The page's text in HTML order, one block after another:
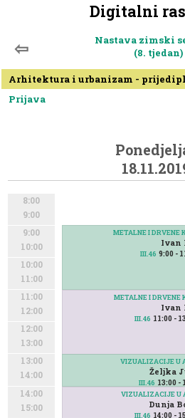
Digitalni
⇦
Nastava zimski
(8. tjedan)
Arhitektura i urbanizam -
Prijava
8:00
9:00
9:00
10:00
10:00
11:00
11:00
12:00
12:00
13:00
13:00
14:00
14:00
15:00
METALNE I DRVENE
Ivan
III.46 9:00 -
METALNE I
Ivan
III.46 11:00 -
VIZUALIZACIJE U
Željka
III.46 13:00 -
VIZUALIZACIJE U
Dunja
III.46 14:00 -